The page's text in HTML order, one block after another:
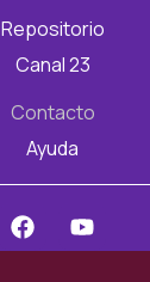
Repositorio
Canal 23
Contacto
Ayuda